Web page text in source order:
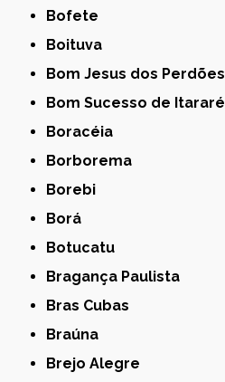
Bofete
Boituva
Bom Jesus dos Perdões
Bom Sucesso de Itararé
Boracéia
Borborema
Borebi
Borá
Botucatu
Bragança Paulista
Bras Cubas
Braúna
Brejo Alegre